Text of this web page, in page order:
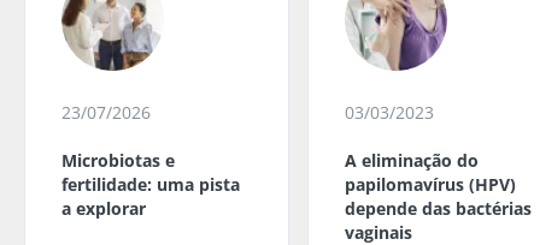
23/07/2026
Microbiotas e
fertilidade: uma pista
a explorar
03/03/2023
A eliminação do
papilomavírus (HPV)
depende das bactérias
vaginais